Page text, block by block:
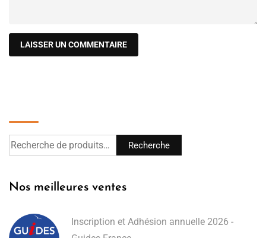
Recherche
Nos meilleures ventes
Inscription et Adhésion annuelle 2026 -